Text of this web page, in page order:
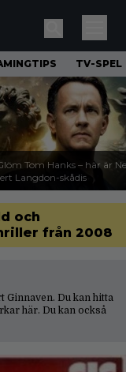
TV-SPEL
Tom Hanks – här är
Langdon-skådis
och
från 2008
Ginnaven. Du kan hitta
här. Du kan också